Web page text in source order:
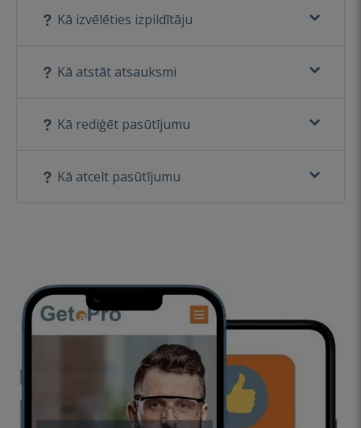
Kā izvēlēties izpildītāju
Kā atstāt atsauksmi
Kā rediģēt pasūtījumu
Kā atcelt pasūtījumu